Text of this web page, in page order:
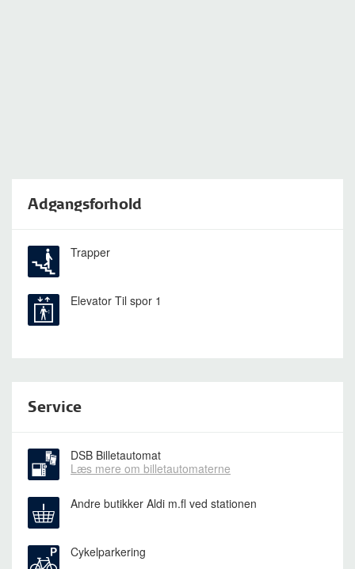
Adgangsforhold
Trapper
Elevator Til spor 1
Service
DSB Billetautomat
Læs mere om billetautomaterne
Andre butikker Aldi m.fl ved stationen
Cykelparkering